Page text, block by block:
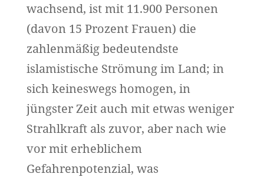
wachsend, ist mit 11.900 Personen
(davon 15 Prozent Frauen) die
zahlenmäßig bedeutendste
islamistische Strömung im Land; in
sich keineswegs homogen, in
jüngster Zeit auch mit etwas weniger
Strahlkraft als zuvor, aber nach wie
vor mit erheblichem
Gefahrenpotenzial, was